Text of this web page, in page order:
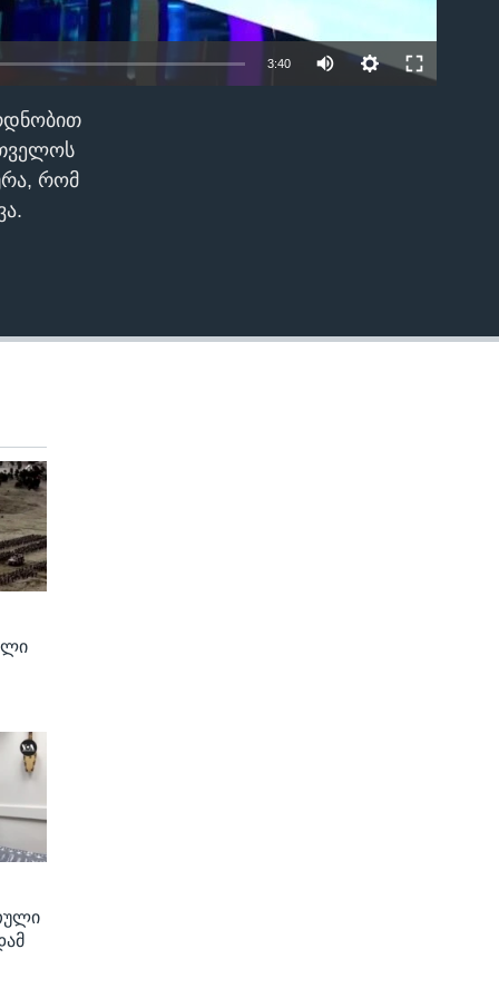
3:40
რომ